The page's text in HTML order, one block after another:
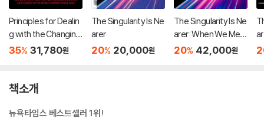
Principles for Dealin
g with the Changing
World Order
35% 31,780원
The Singularity Is Ne
arer
20% 20,000원
The Singularity Is Ne
arer: When We Mer
ge with AI
20% 42,000원
책소개
뉴욕타임스 베스트셀러 1위!